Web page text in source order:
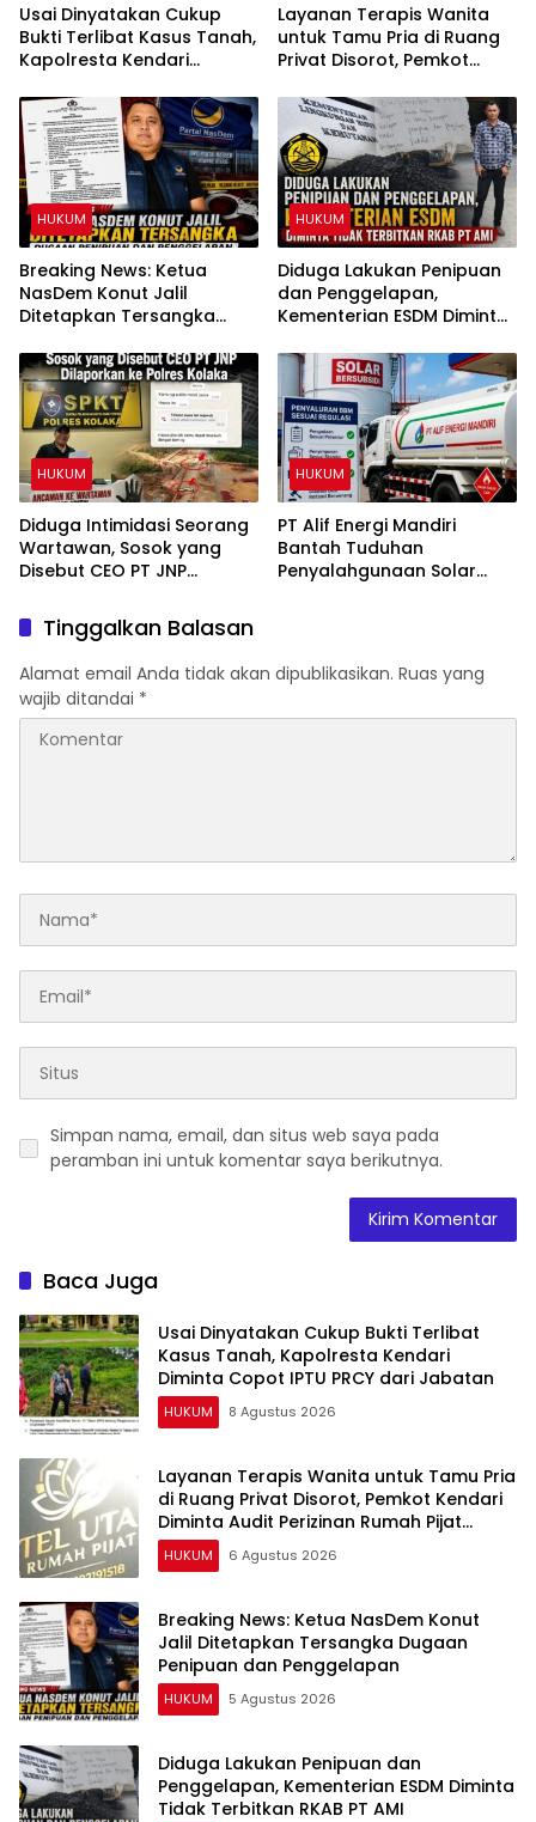
Usai Dinyatakan Cukup
Bukti Terlibat Kasus Tanah,
Kapolresta Kendari
dari Jabatan
Layanan Terapis Wanita
untuk Tamu Pria di Ruang
Privat Disorot, Pemkot
Perizinan Rumah Pijat Utami
HUKUM
Breaking News: Ketua
NasDem Konut Jalil
Ditetapkan Tersangka
Penggelapan
HUKUM
Diduga Lakukan Penipuan
dan Penggelapan,
Kementerian ESDM Diminta
AMI
HUKUM
Diduga Intimidasi Seorang
Wartawan, Sosok yang
Disebut CEO PT JNP
Kolaka
HUKUM
PT Alif Energi Mandiri
Bantah Tuduhan
Penyalahgunaan Solar
Tinggalkan Balasan
Alamat email Anda tidak akan dipublikasikan. Ruas yang
wajib ditandai *
Simpan nama, email, dan situs web saya pada
peramban ini untuk komentar saya berikutnya.
Baca Juga
Usai Dinyatakan Cukup Bukti Terlibat
Kasus Tanah, Kapolresta Kendari
Diminta Copot IPTU PRCY dari Jabatan
HUKUM 8 Agustus 2026
Layanan Terapis Wanita untuk Tamu Pria
di Ruang Privat Disorot, Pemkot Kendari
Diminta Audit Perizinan Rumah Pijat
Utami
HUKUM 6 Agustus 2026
Breaking News: Ketua NasDem Konut
Jalil Ditetapkan Tersangka Dugaan
Penipuan dan Penggelapan
HUKUM 5 Agustus 2026
Diduga Lakukan Penipuan dan
Penggelapan, Kementerian ESDM Diminta
Tidak Terbitkan RKAB PT AMI